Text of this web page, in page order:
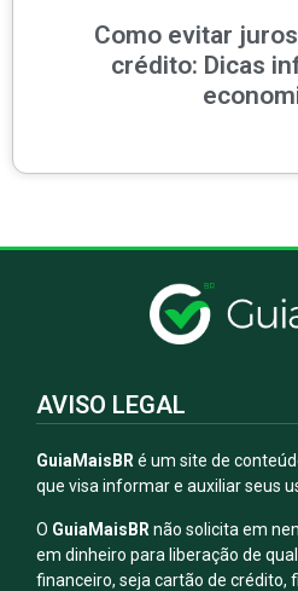
Como evitar
crédito: Dicas
AVISO LEGAL
GuiaMaisBR é um site de
que visa informar e auxiliar seus
O GuiaMaisBR não solicita em
em dinheiro para liberação de
financeiro, seja cartão de crédito,